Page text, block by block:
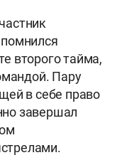
второго тайма,
Пару
в себе право
завершал